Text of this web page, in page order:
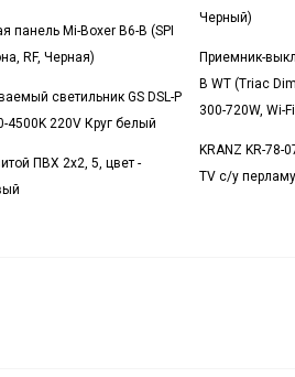
панель Mi-Boxer B6-B (SPI
RF, Черная)
светильник GS DSL-P
4500K 220V Круг белый
ПВХ 2х2, 5, цвет -
Черный)
Приемник-
B WT (Triac
300-720W, Wi-
KRANZ KR-78-
TV с/у